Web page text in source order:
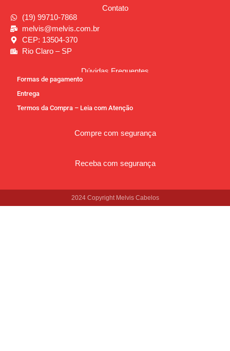
Contato
(19) 99710-7868
melvis@melvis.com.br
CEP: 13504-370
Rio Claro – SP
Dúvidas Frequentes
Formas de pagamento
Entrega
Termos da Compra – Leia com Atenção
Compre com segurança
Receba com segurança
2024 Copyright Melvis Cabelos